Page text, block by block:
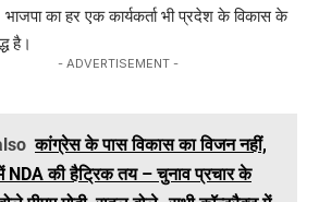
का हर एक कार्यकर्ता भी प्रदेश के विकास के
है।
- ADVERTISEMENT -
कांग्रेस के पास विकास का विजन नहीं,
की हैट्रिक तय – चुनाव प्रचार के